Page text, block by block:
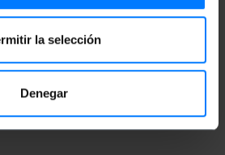
la selección
Denegar
10.0 x 7.0 x 1.5 cm
1